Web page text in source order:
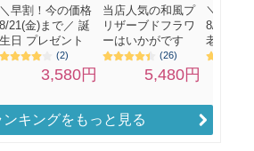
ンキングをもっと見る